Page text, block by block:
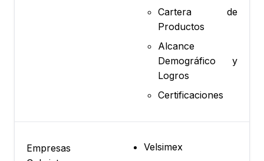
Cartera de
Productos
Alcance
Demográfico y
Logros
Certificaciones
Empresas
Velsimex